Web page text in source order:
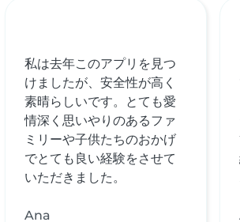
私は去年このアプリを見つ
けましたが、安全性が高く
素晴らしいです。とても愛
情深く思いやりのあるファ
ミリーや子供たちのおかげ
でとても良い経験をさせて
いただきました。
Ana